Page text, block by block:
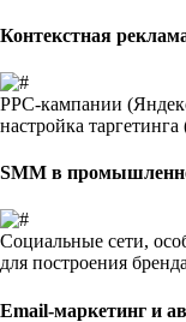
Контекстная
PPC-кампании
настройка таргетинга
SMM в
Социальные сети,
для построения
Email-маркетинг и